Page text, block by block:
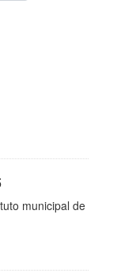
municipal de